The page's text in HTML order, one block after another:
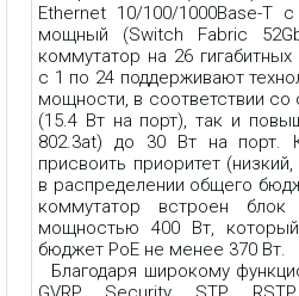
Ethernet 10/100/1000Base-T
мощный (Switch Fabric
коммутатор на 26
с 1 по 24 поддерживают
мощности, в соответствии со
(15.4 Вт на порт), так и
802.3at) до 30 Вт на порт.
присвоить приоритет
в распределении общего
коммутатор встроен
мощностью 400 Вт,
бюджет PoE не менее 370 Вт.
Благодаря широкому